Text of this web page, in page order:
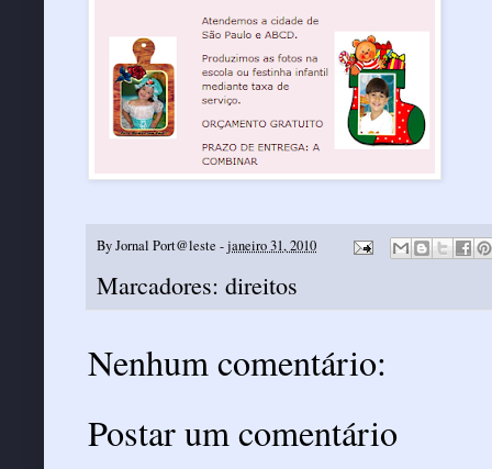
ByJornal Port@leste -janeiro 31, 2010
Marcadores: direitos
Nenhum comentário:
Postar um comentário